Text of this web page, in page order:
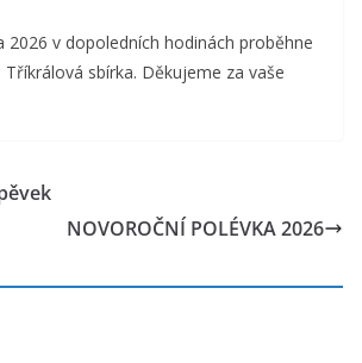
2026 v dopoledních hodinách proběhne
sbírka. Děkujeme za vaše
NOVOROČNÍ POLÉVKA 2026